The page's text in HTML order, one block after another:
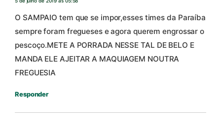
O SAMPAIO tem que se impor,esses times da Paraíba
sempre foram fregueses e agora querem engrossar o
pescoço.METE A PORRADA NESSE TAL DE BELO E
MANDA ELE AJEITAR A MAQUIAGEM NOUTRA
FREGUESIA
Responder